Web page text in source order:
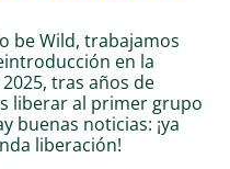
be Wild, trabajamos
en la
tras años de
liberar al primer grupo
buenas noticias: ¡ya
liberación!